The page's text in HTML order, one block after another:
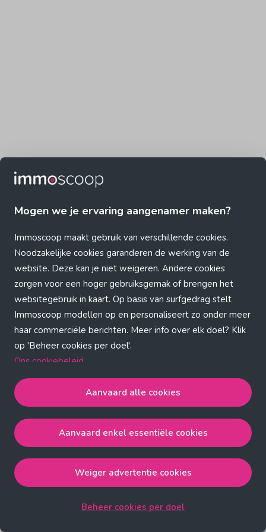
Mogen we je ervaring aangenamer maken?
Immoscoop maakt gebruik van verschillende cookies.
Noodzakelijke cookies garanderen de werking van de
website. Deze kan je niet weigeren. Andere cookies
zorgen voor een hoger gebruiksgemak of brengen het
websitegebruik in kaart. Op basis van surfgedrag stelt
Immoscoop modellen op en personaliseert zo onder meer
haar commerciële berichten. Meer info over elk doel? Klik
op 'Beheer cookies per doel'.
Ons cookiebeleid
Aanvaard alle cookiesgaat akkoord met de strict
noodzakelijke, analytische, functionele en advertentie
cookies.
de strict noodzakelijke cookies.
Weiger advertentie cookiesgaat akkoord met de strict
Aanvaard alle cookies
Aanvaard enkel essentiële cookies
Weiger advertentie cookies
Beheer cookies per doel
Application error: a client-side exception has occurred (see the
browser console for more information)